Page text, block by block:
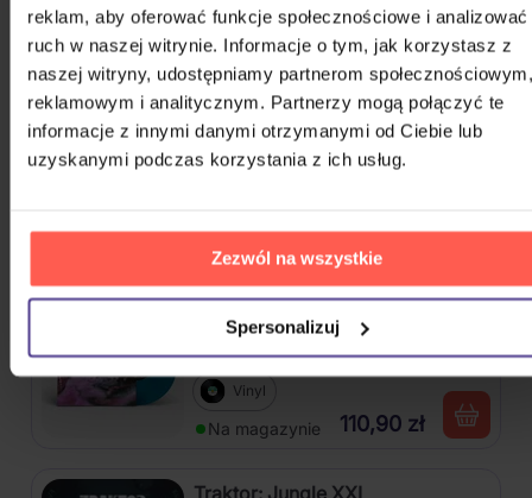
reklam, aby oferować funkcje społecznościowe i analizować
ruch w naszej witrynie. Informacje o tym, jak korzystasz z
naszej witryny, udostępniamy partnerom społecznościowym,
reklamowym i analitycznym. Partnerzy mogą połączyć te
informacje z innymi danymi otrzymanymi od Ciebie lub
uzyskanymi podczas korzystania z ich usług.
Zezwól na wszystkie
Spersonalizuj
4CD
Na magazynie 82,60 zł
Mišík Vladimír: Vteřiny, měsíce a
roky
Na magazynie
Blue Vinyl)
Vinyl
Na magazynie 110,90 zł
Traktor: Jungle XXI